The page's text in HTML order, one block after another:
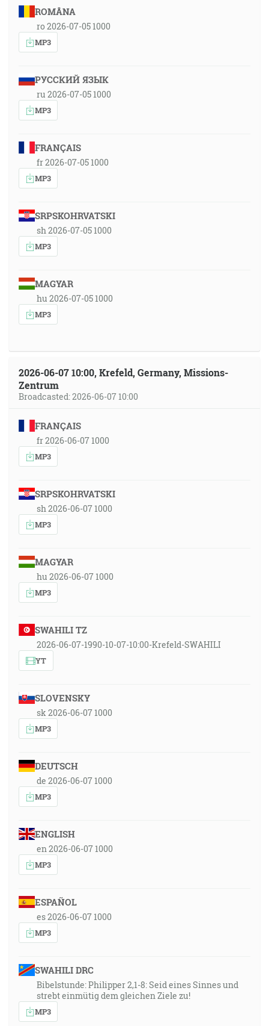
ROMÂNA
ro 2026-07-05 1000
MP3
РУССКИЙ ЯЗЫК
ru 2026-07-05 1000
MP3
FRANÇAIS
fr 2026-07-05 1000
MP3
SRPSKOHRVATSKI
sh 2026-07-05 1000
MP3
MAGYAR
hu 2026-07-05 1000
MP3
2026-06-07 10:00, Krefeld, Germany, Missions-
Zentrum
Broadcasted: 2026-06-07 10:00
FRANÇAIS
fr 2026-06-07 1000
MP3
SRPSKOHRVATSKI
sh 2026-06-07 1000
MP3
MAGYAR
hu 2026-06-07 1000
MP3
SWAHILI TZ
2026-06-07-1990-10-07-10:00-Krefeld-SWAHILI
YT
SLOVENSKY
sk 2026-06-07 1000
MP3
DEUTSCH
de 2026-06-07 1000
MP3
ENGLISH
en 2026-06-07 1000
MP3
ESPAÑOL
es 2026-06-07 1000
MP3
SWAHILI DRC
Bibelstunde: Philipper 2,1-8: Seid eines Sinnes und
strebt einmütig dem gleichen Ziele zu!
MP3